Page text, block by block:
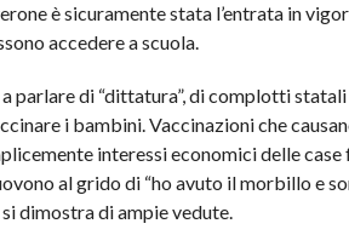
è sicuramente stata l’entrata in
accedere a scuola.
parlare di “dittatura”, di complotti
i bambini. Vaccinazioni che
interessi economici delle
al grido di “ho avuto il morbillo e
dimostra di ampie vedute.